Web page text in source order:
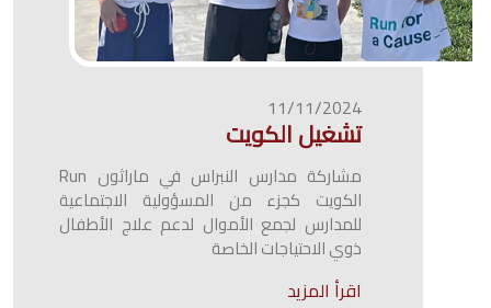
11/11/2024
تشغيل الكويت
مشاركة مدارس النبراس في ماراثون Run
الكويت كجزء من المسؤولية الاجتماعية
للمدارس لجمع الأموال لدعم علاج الأطفال
ذوي الاحتياجات الخاصة
اقرأ المزيد